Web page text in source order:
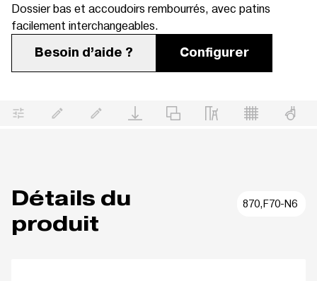
Dossier bas et accoudoirs rembourrés, avec patins
facilement interchangeables.
Besoin d’aide ? Configurer
Détails du
produit
870,F70-N6